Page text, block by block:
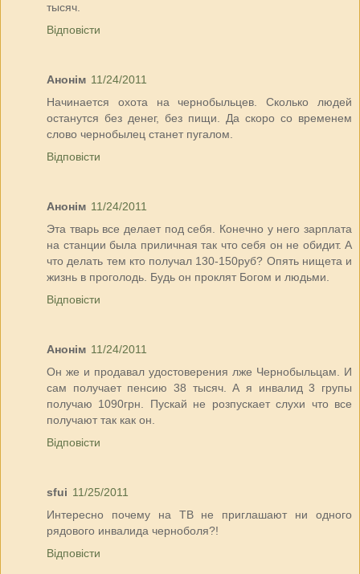
тысяч.
Відповісти
Анонім 11/24/2011
Начинается охота на чернобыльцев. Сколько людей
останутся без денег, без пищи. Да скоро со временем
слово чернобылец станет пугалом.
Відповісти
Анонім 11/24/2011
Эта тварь все делает под себя. Конечно у него зарплата
на станции была приличная так что себя он не обидит. А
что делать тем кто получал 130-150руб? Опять нищета и
жизнь в проголодь. Будь он проклят Богом и людьми.
Відповісти
Анонім 11/24/2011
Он же и продавал удостоверения лже Чернобыльцам. И
сам получает пенсию 38 тысяч. А я инвалид 3 групы
получаю 1090грн. Пускай не розпускает слухи что все
получают так как он.
Відповісти
sfui 11/25/2011
Интересно почему на ТВ не приглашают ни одного
рядового инвалида черноболя?!
Відповісти